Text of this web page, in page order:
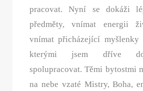
pracovat. Nyní se dokáži
předměty, vnímat energii
vnímat přicházející myšlenky
kterými jsem dříve
spolupracovat. Těmi bytostmi
na nebe vzaté Mistry, Boha,